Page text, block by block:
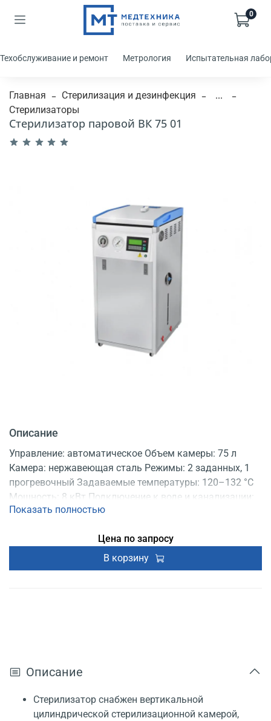
0
Техобслуживание и ремонт Метрология Испытательная
Главная Стерилизация и дезинфекция
...
Стерилизаторы
Стерилизатор паровой ВК 75 01
Описание
Управление: автоматическое Объем камеры: 75 л
Камера: нержавеющая сталь Режимы: 2 заданных, 1
прогревочный Задаваемые температуры: 120–132 °C
Мощность: 8 кВт Подключение к воде и канализации:
требует Регистрационное удостоверение
Показать полностью
Цена по запросу
В корзину
Описание
Стерилизатор снабжен вертикальной
цилиндрической стерилизационной камерой,